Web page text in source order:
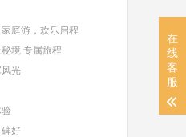
庭游，欢乐启程
境 专属旅程
光
好
在
线
客
服